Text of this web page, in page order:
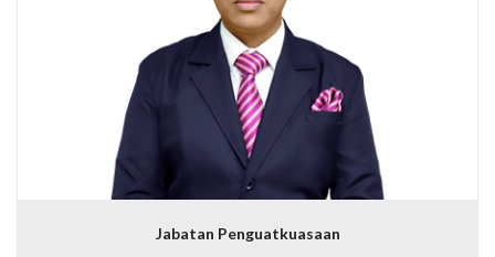
Jabatan Penguatkuasaan